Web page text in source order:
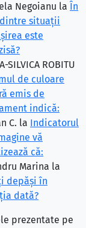
Negoianu la În
situaţii
este
SILVICA ROBITU
de culoare
emis de
indică:
C. la Indicatorul
vă
că:
Marina la
depăşi în
dată?
prezentate pe